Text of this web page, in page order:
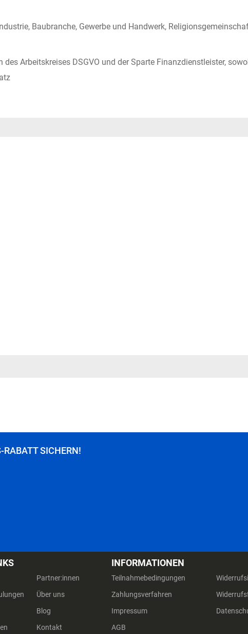
Baubranche, Gewerbe und Handwerk,
Arbeitskreises DSGVO und der Sparte Finanzdienstleister,
SICHERN!
Partner:innen
Über uns
Blog
Kontakt
INFORMATIONEN
Teilnahmebedingungen
Zahlungsverfahren
Impressum
AGB